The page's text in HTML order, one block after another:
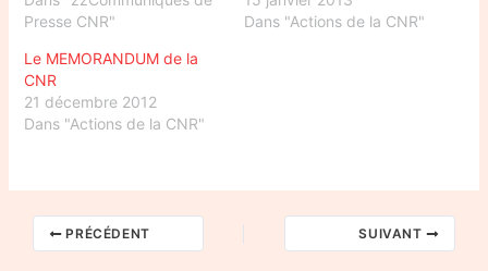
Presse CNR"
Dans "Actions de la CNR"
Le MEMORANDUM de la
CNR
21 décembre 2012
Dans "Actions de la CNR"
PRÉCÉDENT SUIVANT